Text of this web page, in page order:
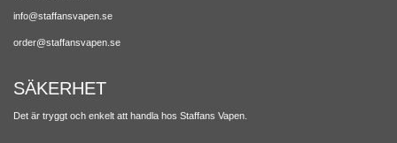
info@staffansvapen.se
order@staffansvapen.se
SÄKERHET
Det är tryggt och enkelt att handla hos Staffans Vapen.